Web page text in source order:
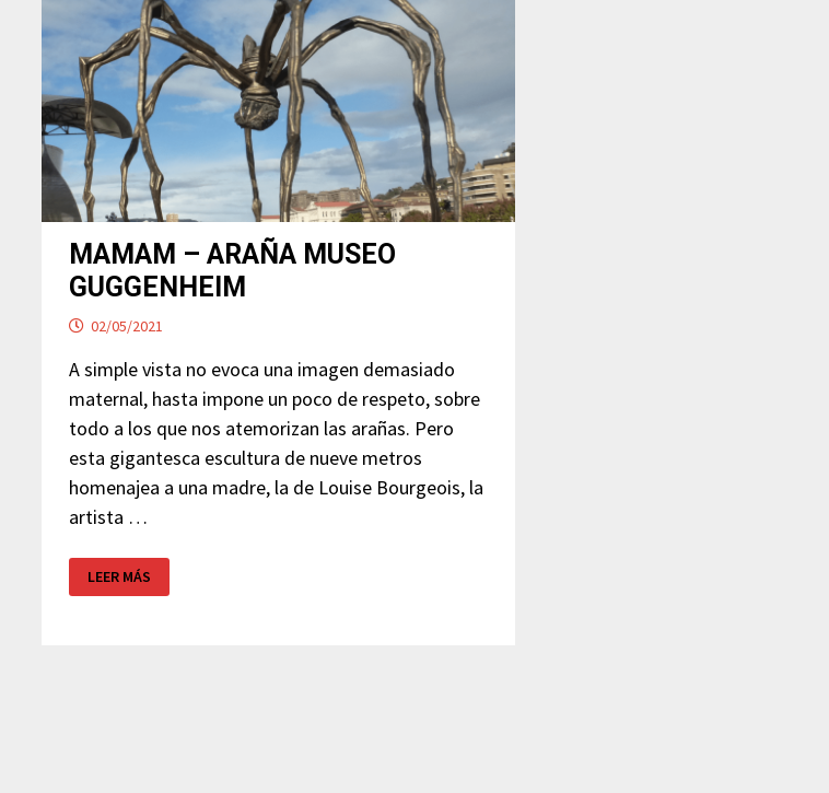
MAMAM – ARAÑA MUSEO
GUGGENHEIM
02/05/2021
A simple vista no evoca una imagen demasiado
maternal, hasta impone un poco de respeto, sobre
todo a los que nos atemorizan las arañas. Pero
esta gigantesca escultura de nueve metros
homenajea a una madre, la de Louise Bourgeois, la
artista …
MAMAM
–
ARAÑA
LEER MÁS